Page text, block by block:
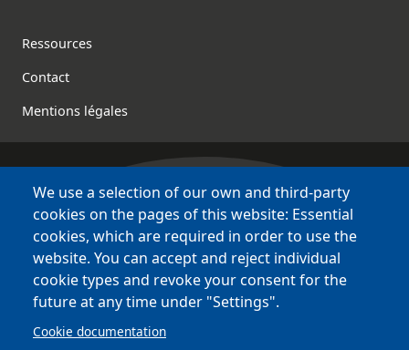
Footer
Ressources
Contact
Mentions légales
Bretagne Culture Diversité
various websites !
Sites
BCD
Bazhvalan
Bécédia
BED
We use a selection of our own and third-party
cookies on the pages of this website: Essential
cookies, which are required in order to use the
website. You can accept and reject individual
cookie types and revoke your consent for the
future at any time under "Settings".
Cookie documentation